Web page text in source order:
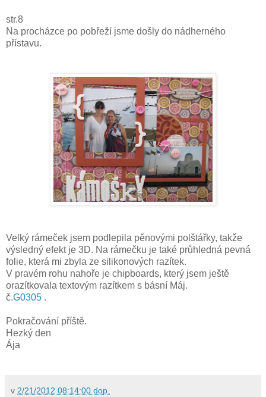
str.8
Na procházce po pobřeží jsme došly do nádherného
přístavu.
Velký rámeček jsem podlepila pěnovými polštářky, takže
výsledný efekt je 3D. Na rámečku je také průhledná pevná
folie, která mi zbyla ze silikonových razítek.
V pravém rohu nahoře je chipboards, který jsem ještě
orazítkovala textovým razítkem s básní Máj.
č.G0305 .
Pokračování příště.
Hezký den
Ája
v 2/21/2012 08:14:00 dop.